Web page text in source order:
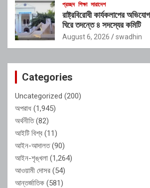
প্রচ্ছদ শিক্ষা সারাদেশ
রাষ্ট্রবিরোধী কার্যকলাপের
ঘিরে তদন্তে ৪ সদস্যের কমিটি
August 6, 2026 swadhin
Categories
Uncategorized (200)
অপরাধ (1,945)
অর্থনীতি(82)
আইটি বিশ্ব (11)
আইন-আদালত(90)
আইন-শৃঙ্খলা (1,264)
আওয়ামী দোসর (54)
আন্তর্জাতিক (581)